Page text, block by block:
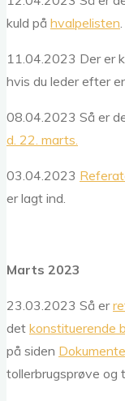
kuld på hvalpelisten.
11.04.2023 Der er
hvis du leder efter
08.04.2023 Så er
d. 22. marts.
03.04.2023
er lagt ind.
Marts 2023
23.03.2023 Så er
det konstituerende
på siden
tollerbrugsprøve og